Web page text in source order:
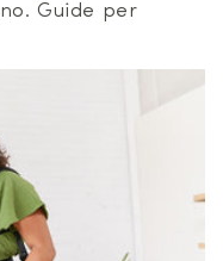
Guide per